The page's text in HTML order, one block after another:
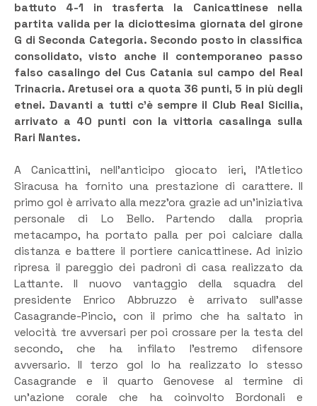
battuto 4-1 in trasferta la Canicattinese nella
partita valida per la diciottesima giornata del girone
G di Seconda Categoria. Secondo posto in classifica
consolidato, visto anche il contemporaneo passo
falso casalingo del Cus Catania sul campo del Real
Trinacria. Aretusei ora a quota 36 punti, 5 in più degli
etnei. Davanti a tutti c’è sempre il Club Real Sicilia,
arrivato a 40 punti con la vittoria casalinga sulla
Rari Nantes.
A Canicattini, nell’anticipo giocato ieri, l’Atletico
Siracusa ha fornito una prestazione di carattere. Il
primo gol è arrivato alla mezz’ora grazie ad un’iniziativa
personale di Lo Bello. Partendo dalla propria
metacampo, ha portato palla per poi calciare dalla
distanza e battere il portiere canicattinese. Ad inizio
ripresa il pareggio dei padroni di casa realizzato da
Lattante. Il nuovo vantaggio della squadra del
presidente Enrico Abbruzzo è arrivato sull’asse
Casagrande-Pincio, con il primo che ha saltato in
velocità tre avversari per poi crossare per la testa del
secondo, che ha infilato l’estremo difensore
avversario. Il terzo gol lo ha realizzato lo stesso
Casagrande e il quarto Genovese al termine di
un’azione corale che ha coinvolto Bordonali e